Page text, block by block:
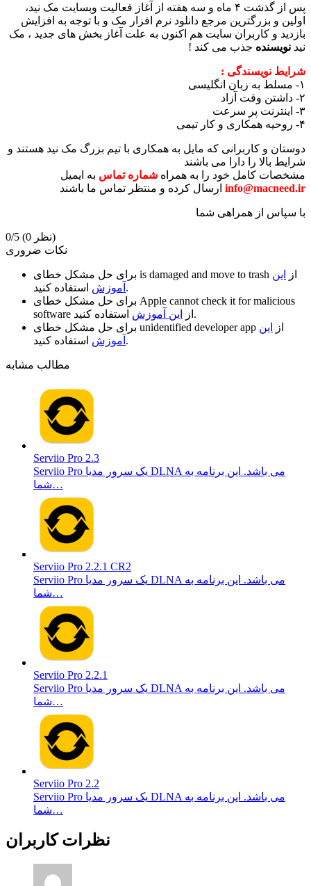
پس از گذشت ۴ ماه و سه هفته از آغاز فعالیت وبسایت مک نید،
اولین و بزرگترین مرجع دانلود نرم افزار مک و با توجه به افزایش
بازدید و کاربران سایت هم اکنون به علت آغاز بخش های جدید ، مک
نید نویسنده جذب می کند !
شرایط نویسندگی :
۱- مسلط به زبان انگلیسی
۲- داشتن وقت آزاد
۳- اینترنت پر سرعت
۴- روحیه همکاری و کار تیمی
دوستان و کاربرانی که مایل به همکاری با تیم بزرگ مک نید هستند و
شرایط بالا را دارا می باشند
مشخصات کامل خود را به همراه شماره تماس به ایمیل
info@macneed.ir ارسال کرده و منتظر تماس ما باشند
با سپاس از همراهی شما
0/5
(0 نظر)
نکات ضروری
is damaged and move to trash از
این
آموزش استفاده کنید.
Apple cannot check it for malicious
software
از این آموزش
استفاده کنید.
unidentified developer app از
این
آموزش استفاده کنید.
مطالب مشابه
Serviio Pro 2.3
Serviio Pro یک سرور مدیا DLNA می باشد. این برنامه به
شما…
Serviio Pro 2.2.1 CR2
Serviio Pro یک سرور مدیا DLNA می باشد. این برنامه به
شما…
Serviio Pro 2.2.1
Serviio Pro یک سرور مدیا DLNA می باشد. این برنامه به
شما…
Serviio Pro 2.2
Serviio Pro یک سرور مدیا DLNA می باشد. این برنامه به
شما…
نظرات کاربران